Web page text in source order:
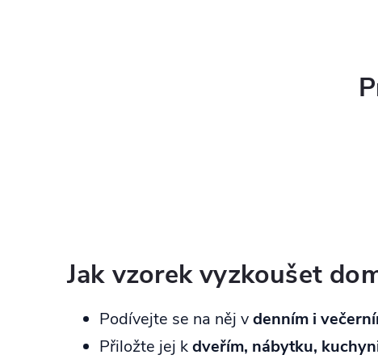
Jak vzorek vyzkoušet
Podívejte se na něj vdenním i
Přiložte jej kdveřím, nábytku,